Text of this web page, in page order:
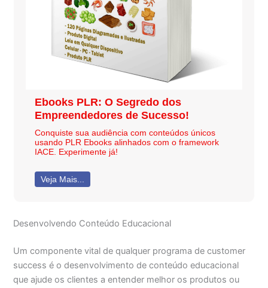
Ebooks PLR: O Segredo dos
Empreendedores de Sucesso!
Conquiste sua audiência com conteúdos únicos
usando PLR Ebooks alinhados com o framework
IACE. Experimente já!
Veja Mais...
Desenvolvendo Conteúdo Educacional
Um componente vital de qualquer programa de customer
success é o desenvolvimento de conteúdo educacional
que ajude os clientes a entender melhor os produtos ou